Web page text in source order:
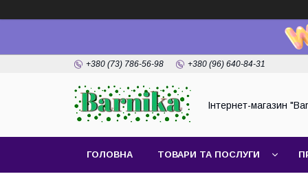
+380 (73) 786-56-98 +380 (96) 640-84-31
Інтернет-магазин
ГОЛОВНА ТОВАРИ ТА ПОСЛУГИ